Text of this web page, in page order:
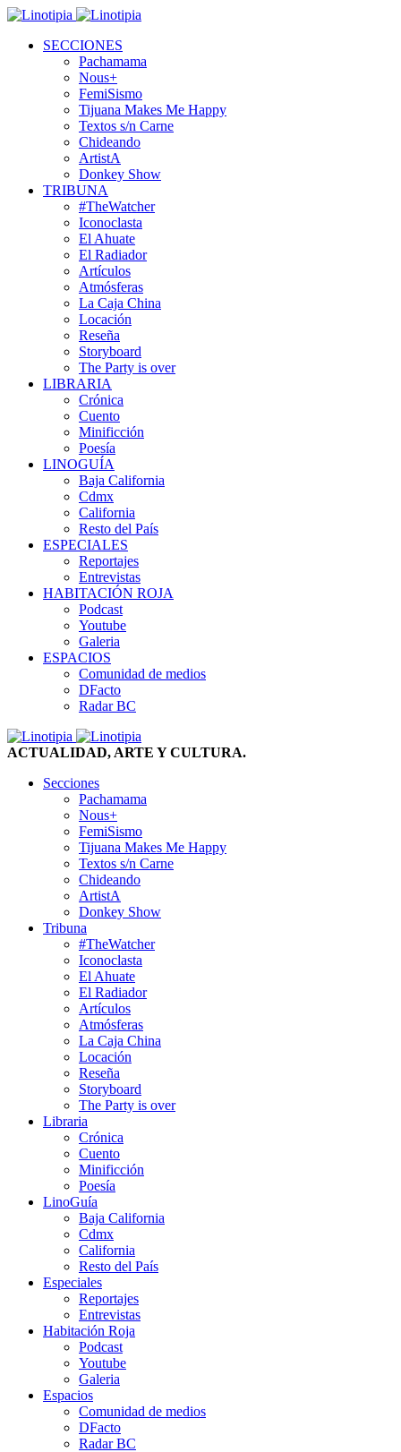
SECCIONES
Pachamama
Nous+
FemiSismo
Tijuana Makes Me Happy
Textos s/n Carne
Chideando
ArtistA
Donkey Show
TRIBUNA
#TheWatcher
Iconoclasta
El Ahuate
El Radiador
Artículos
Atmósferas
La Caja China
Locación
Reseña
Storyboard
The Party is over
LIBRARIA
Crónica
Cuento
Minificción
Poesía
LINOGUÍA
Baja California
Cdmx
California
Resto del País
ESPECIALES
Reportajes
Entrevistas
HABITACIÓN ROJA
Podcast
Youtube
Galeria
ESPACIOS
Comunidad de medios
DFacto
Radar BC
ACTUALIDAD, ARTE Y CULTURA.
Secciones
Pachamama
Nous+
FemiSismo
Tijuana Makes Me Happy
Textos s/n Carne
Chideando
ArtistA
Donkey Show
Tribuna
#TheWatcher
Iconoclasta
El Ahuate
El Radiador
Artículos
Atmósferas
La Caja China
Locación
Reseña
Storyboard
The Party is over
Libraria
Crónica
Cuento
Minificción
Poesía
LinoGuía
Baja California
Cdmx
California
Resto del País
Especiales
Reportajes
Entrevistas
Habitación Roja
Podcast
Youtube
Galeria
Espacios
Comunidad de medios
DFacto
Radar BC